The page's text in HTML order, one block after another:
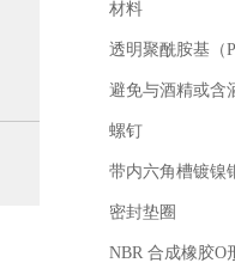
材料
透明聚酰胺基（
避免与酒精或含
螺钉
带内六角槽镀镍
密封垫圈
NBR 合成橡胶O